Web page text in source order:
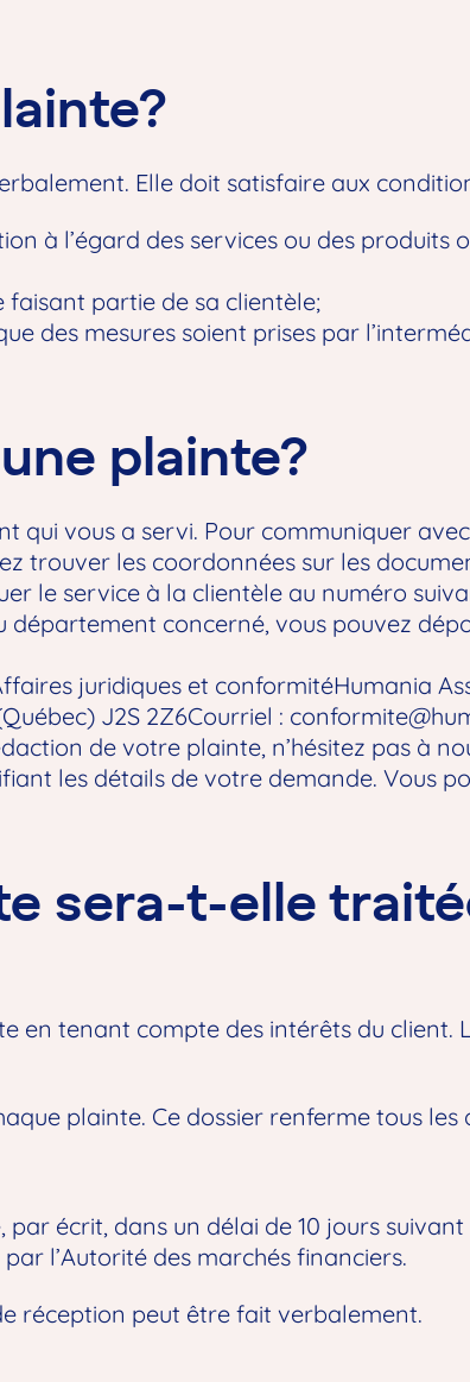
Elle doit satisfaire aux
à l’égard des services ou des produits
faisant partie de sa clientèle;
des mesures soient prises par
plainte?
qui vous a servi. Pour communiquer
trouver les coordonnées sur les
le service à la clientèle au numéro
département concerné, vous pouvez
juridiques et conformitéHumania
J2S 2Z6Courriel :
de votre plainte, n’hésitez pas à
les détails de votre demande. Vous
sera-t-elle
en tenant compte des intérêts du client.
plainte. Ce dossier renferme tous
écrit, dans un délai de 10 jours
l’Autorité des marchés financiers.
réception peut être fait verbalement.